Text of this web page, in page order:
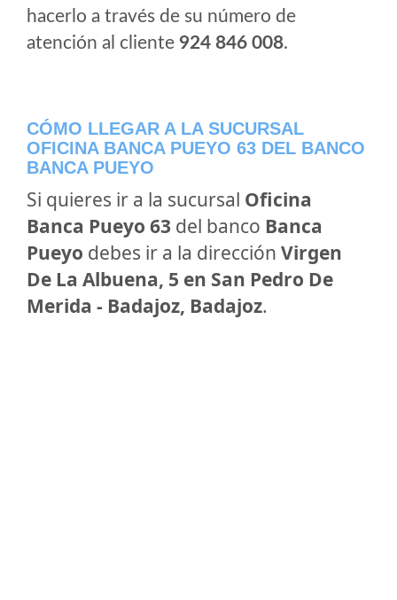
hacerlo a través de su número de
atención al cliente 924 846 008.
CÓMO LLEGAR A LA SUCURSAL
OFICINA BANCA PUEYO 63 DEL BANCO
BANCA PUEYO
Si quieres ir a la sucursal Oficina
Banca Pueyo 63 del banco Banca
Pueyo debes ir a la dirección Virgen
De La Albuena, 5 en San Pedro De
Merida - Badajoz, Badajoz.